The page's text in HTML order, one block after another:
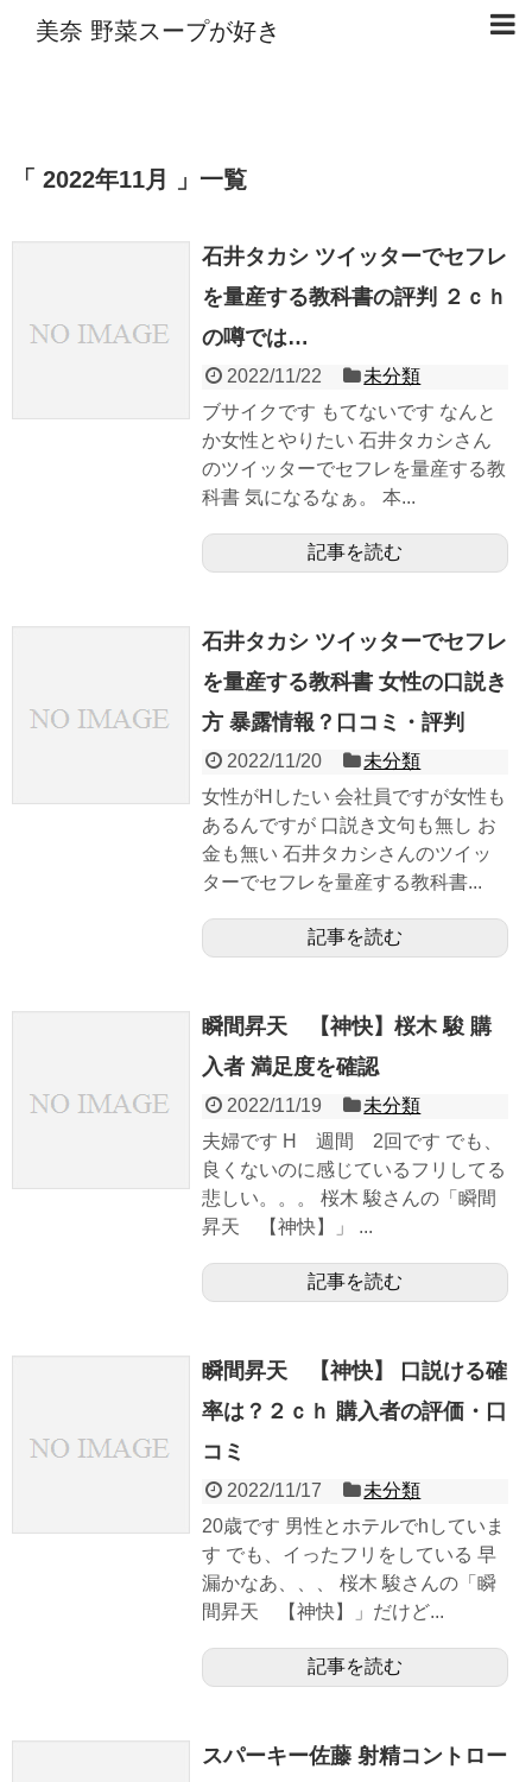
美奈 野菜スープが好き
2022年11月 一覧
石井タカシ ツイッターでセフレ
を量産する教科書の評判 ２ｃｈ
の噂では…
2022/11/22
未分類
ブサイクです もてないです なんと
か女性とやりたい 石井タカシさん
のツイッターでセフレを量産する教
科書 気になるなぁ。 本...
記事を読む
石井タカシ ツイッターでセフレ
を量産する教科書 女性の口説き
方 暴露情報？口コミ・評判
2022/11/20
未分類
女性がHしたい 会社員ですが女性も
あるんですが 口説き文句も無し お
金も無い 石井タカシさんのツイッ
ターでセフレを量産する教科書...
記事を読む
瞬間昇天 【神快】桜木 駿 購
入者 満足度を確認
2022/11/19
未分類
夫婦です H 週間 2回です でも、
良くないのに感じているフリしてる
悲しい。。。 桜木 駿さんの「瞬間
昇天 【神快】」 ...
記事を読む
瞬間昇天 【神快】 口説ける確
率は？２ｃｈ 購入者の評価・口
コミ
2022/11/17
未分類
20歳です 男性とホテルでhしていま
す でも、イったフリをしている 早
漏かなあ、、、 桜木 駿さんの「瞬
間昇天 【神快】」だけど...
記事を読む
スパーキー佐藤 射精コントロー